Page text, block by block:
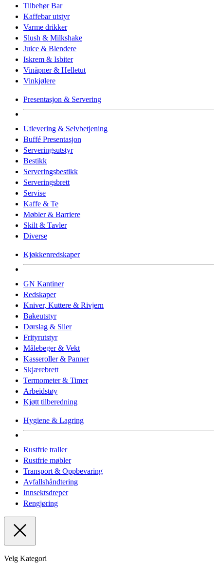
Tilbehør Bar
Kaffebar utstyr
Varme drikker
Slush & Milkshake
Juice & Blendere
Iskrem & Isbiter
Vinåpner & Helletut
Vinkjølere
Presentasjon & Servering
Utlevering & Selvbetjening
Buffé Presentasjon
Serveringsutstyr
Bestikk
Serveringsbestikk
Serveringsbrett
Servise
Kaffe & Te
Møbler & Barriere
Skilt & Tavler
Diverse
Kjøkkenredskaper
GN Kantiner
Redskaper
Kniver, Kuttere & Rivjern
Bakeutstyr
Dørslag & Siler
Frityrutstyr
Målebeger & Vekt
Kasseroller & Panner
Skjærebrett
Termometer & Timer
Arbeidstøy
Kjøtt tilberedning
Hygiene & Lagring
Rustfrie traller
Rustfrie møbler
Transport & Oppbevaring
Avfallshåndtering
Innsektsdreper
Rengjøring
Velg Kategori